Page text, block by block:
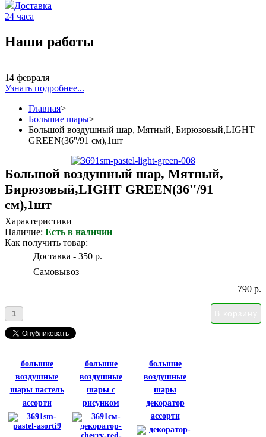
Доставка
24 часа
Наши работы
14 февраля
Узнать подробнее...
Главная>
Большие шары>
Большой воздушный шар, Мятный, Бирюзовый,LIGHT
GREEN(36''/91 см),1шт
Большой воздушный шар, Мятный,
Бирюзовый,LIGHT GREEN(36''/91
см),1шт
Характеристики
Наличие: Есть в наличии
Как получить товар:
Доставка - 350 р.
Самовывоз
790 р.
большие
воздушные
шары пастель
ассорти
большие
воздушные
шары с
рисунком
большие
воздушные
шары
декоратор
ассорти